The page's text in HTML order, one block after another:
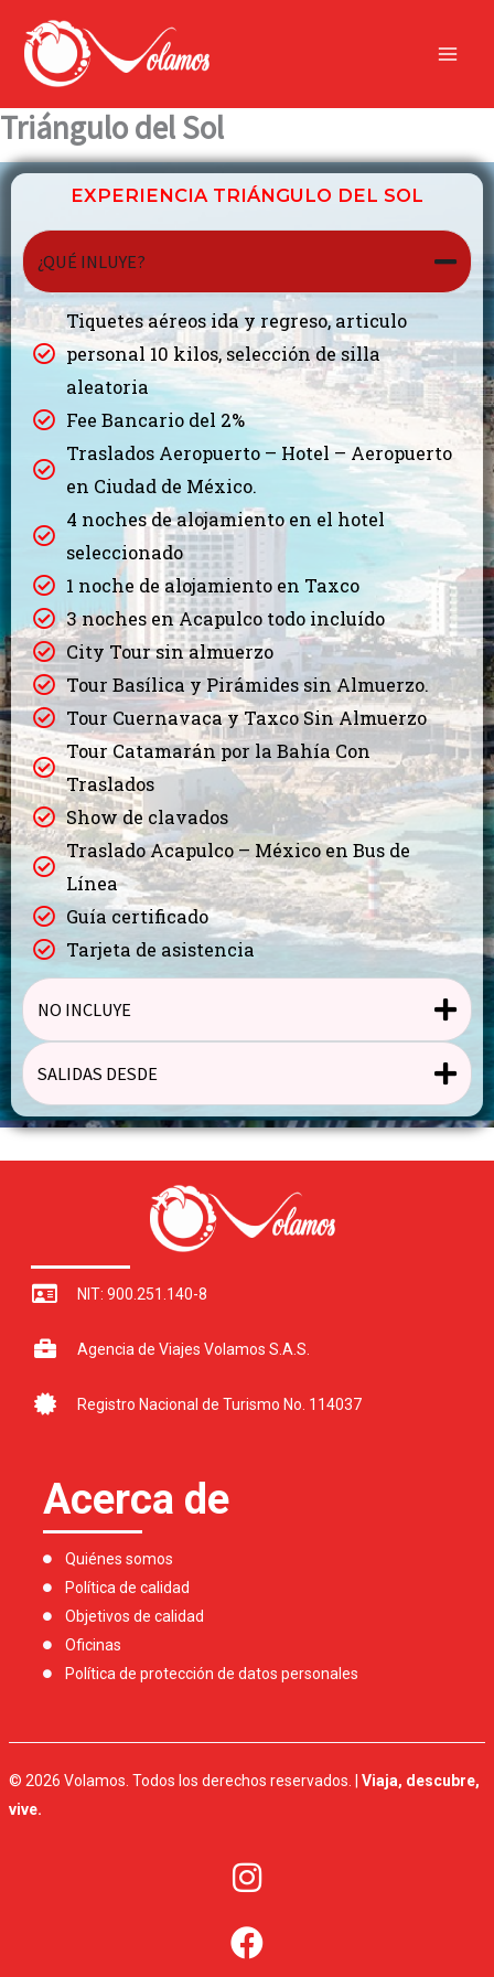
contenido
contenido
Triángulo del Sol
EXPERIENCIA TRIÁNGULO DEL SOL​
¿QUÉ INLUYE?
Tiquetes aéreos ida y regreso, articulo
personal 10 kilos, selección de silla
aleatoria
Fee Bancario del 2%
Traslados Aeropuerto – Hotel – Aeropuerto
en Ciudad de México.​
4 noches de alojamiento en el hotel
seleccionado​
1 noche de alojamiento en Taxco​
3 noches en Acapulco todo incluído​
City Tour sin almuerzo​
Tour Basílica y Pirámides sin Almuerzo.​
Tour Cuernavaca y Taxco Sin Almuerzo ​
Tour Catamarán por la Bahía Con
Traslados ​
Show de clavados​
Traslado Acapulco – México en Bus de
Línea ​
Guía certificado​
Tarjeta de asistencia​
NO INCLUYE
SALIDAS DESDE
NIT: 900.251.140-8
Agencia de Viajes Volamos S.A.S.
Registro Nacional de Turismo No. 114037
Acerca de
Quiénes somos
Política de calidad
Objetivos de calidad
Oficinas
Política de protección de datos personales
© 2026 Volamos. Todos los derechos reservados. | Viaja, descubre,
vive.